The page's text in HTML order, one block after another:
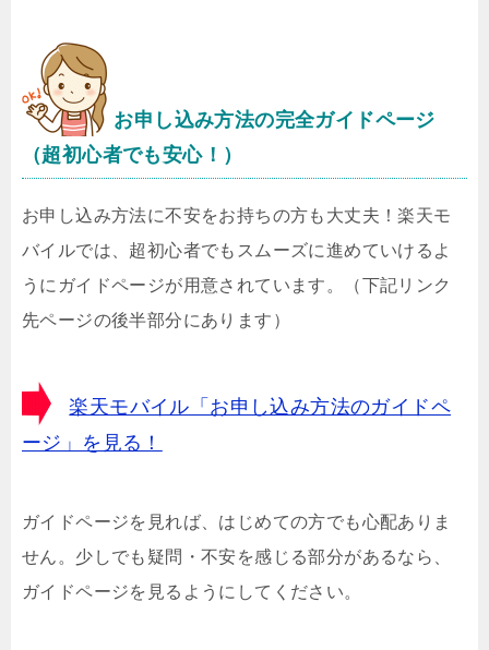
お申し込み方法の完全ガイドページ
（超初心者でも安心！）
お申し込み方法に不安をお持ちの方も大丈夫！楽天モ
バイルでは、超初心者でもスムーズに進めていけるよ
うにガイドページが用意されています。（下記リンク
先ページの後半部分にあります）
楽天モバイル「お申し込み方法のガイドペ
ージ」を見る！
ガイドページを見れば、はじめての方でも心配ありま
せん。少しでも疑問・不安を感じる部分があるなら、
ガイドページを見るようにしてください。